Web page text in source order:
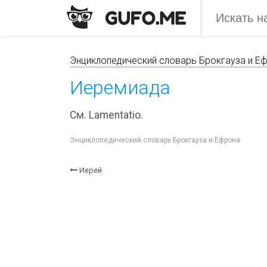
Энциклопедический словарь Брокгауза и
Иеремиада
См. Lamentatio.
Энциклопедический словарь Брокгауза и Ефрона
Иерей